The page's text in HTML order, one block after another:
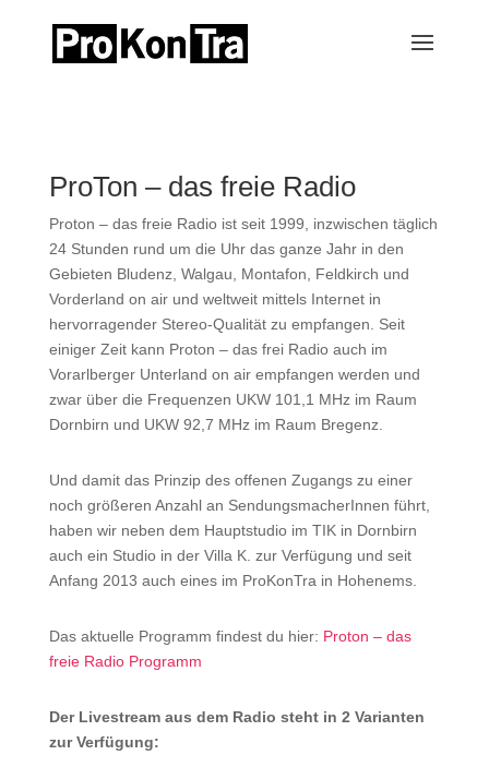
ProTon – das freie Radio
Proton – das freie Radio ist seit 1999, inzwischen täglich
24 Stunden rund um die Uhr das ganze Jahr in den
Gebieten Bludenz, Walgau, Montafon, Feldkirch und
Vorderland on air und weltweit mittels Internet in
hervorragender Stereo-Qualität zu empfangen. Seit
einiger Zeit kann Proton – das frei Radio auch im
Vorarlberger Unterland on air empfangen werden und
zwar über die Frequenzen UKW 101,1 MHz im Raum
Dornbirn und UKW 92,7 MHz im Raum Bregenz.
Und damit das Prinzip des offenen Zugangs zu einer
noch größeren Anzahl an SendungsmacherInnen führt,
haben wir neben dem Hauptstudio im TIK in Dornbirn
auch ein Studio in der Villa K. zur Verfügung und seit
Anfang 2013 auch eines im ProKonTra in Hohenems.
Das aktuelle Programm findest du hier: Proton – das
freie Radio Programm
Der Livestream aus dem Radio steht in 2 Varianten
zur Verfügung: